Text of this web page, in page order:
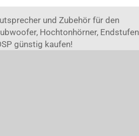
und Zubehör für den
Hochtonhörner, Endstufen
günstig kaufen!